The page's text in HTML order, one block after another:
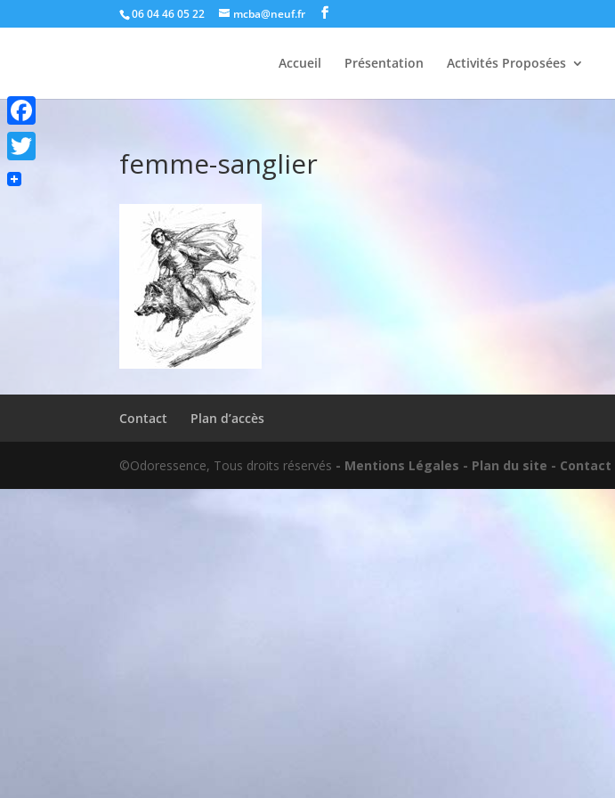
06 04 46 05 22 mcba@neuf.fr
Accueil Présentation Activités Proposées
femme-sanglier
Contact Plan d’accès
©Odoressence, Tous droits réservés - Mentions Légales - Plan du site - Contact
Facebook
Twitter